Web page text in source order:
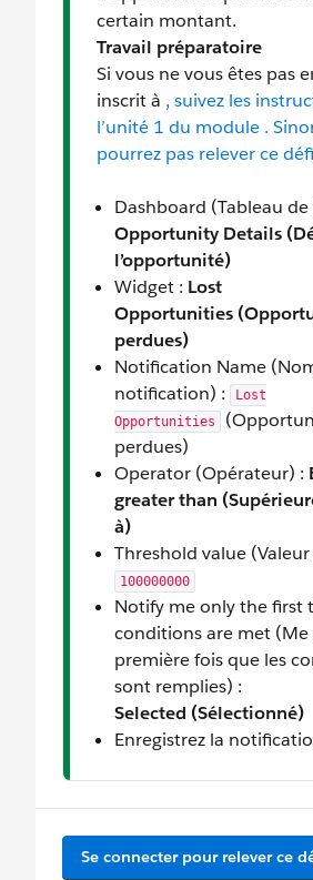
certain montant.
Travail préparatoire
Si vous ne vous êtes pas
inscrit à , suivez les
l’unité 1 du module .
pourrez pas relever ce
Dashboard (Tableau
Opportunity Details
l’opportunité)
Widget : Lost
Opportunities
perdues)
Notification Name
notification) :
Lost
Opportunities
perdues)
Operator (Opérateur) :
greater than
à)
Threshold value
100000000
Notify me only the first
conditions are met
première fois que les
sont remplies) :
Selected (Sélectionné)
Enregistrez la
Se connecter pour relever ce